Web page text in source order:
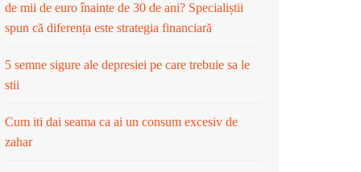
de mii de euro înainte de 30 de ani? Specialiștii
spun că diferența este strategia financiară
5 semne sigure ale depresiei pe care trebuie sa le
stii
Cum iti dai seama ca ai un consum excesiv de
zahar